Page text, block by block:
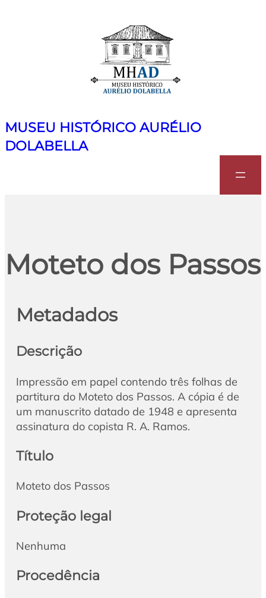
MUSEU HISTÓRICO AURÉLIO
DOLABELLA
Moteto dos Passos
Metadados
Descrição
Impressão em papel contendo três folhas de
partitura do Moteto dos Passos. A cópia é de
um manuscrito datado de 1948 e apresenta
assinatura do copista R. A. Ramos.
Título
Moteto dos Passos
Proteção legal
Nenhuma
Procedência